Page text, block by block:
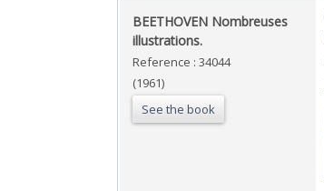
‎BEETHOVEN Nombreuses
illustrations.‎
Reference : 34044
(1961)
See the book